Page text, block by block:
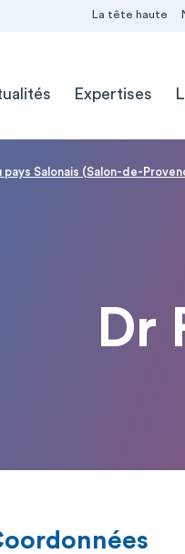
La tête haute
Expertises
pays Salonais (Salon-de-
Dr